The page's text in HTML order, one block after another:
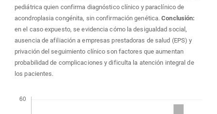
pediátrica quien confirma diagnóstico clínico y paraclínico de
acondroplasia congénita, sin confirmación genética.Conclusión:
en el caso expuesto, se evidencia cómo la desigualdad social,
ausencia de afiliación a empresas prestadoras de salud (EPS) y
privación del seguimiento clínico son factores que aumentan
probabilidad de complicaciones y dificulta la atención integral de
los pacientes.